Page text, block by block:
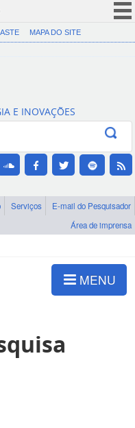
CORONAVÍRUS (COVID-19)
Canais
MAPA DO SITE
E INOVAÇÕES
Serviços
E-mail do Pesquisador
Área de imprensa
MENU